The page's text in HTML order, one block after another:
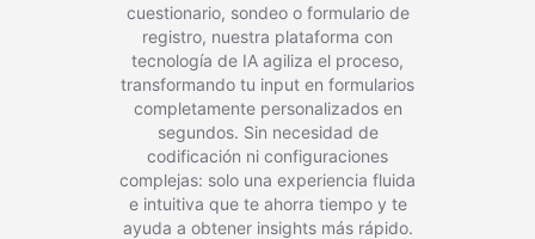
cuestionario, sondeo o formulario de
registro, nuestra plataforma con
tecnología de IA agiliza el proceso,
transformando tu input en formularios
completamente personalizados en
segundos. Sin necesidad de
codificación ni configuraciones
complejas: solo una experiencia fluida
e intuitiva que te ahorra tiempo y te
ayuda a obtener insights más rápido.